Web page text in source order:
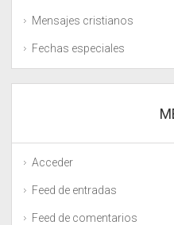
Mensajes cristianos
Fechas especiales
Acceder
Feed de entradas
Feed de comentarios